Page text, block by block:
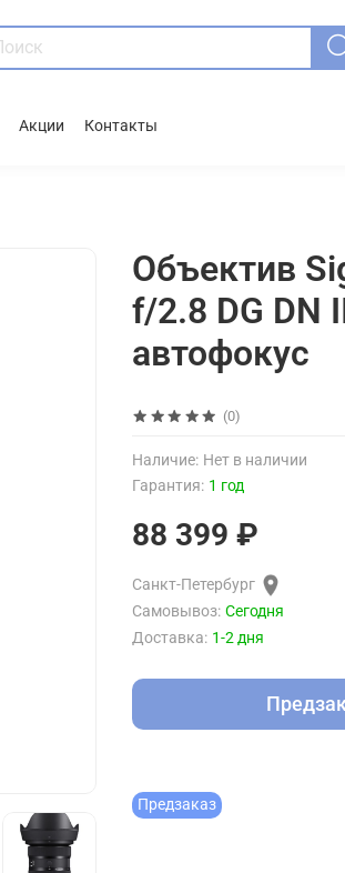
Акции Контакты
(0)
Наличие: Нет в наличии
Гарантия: 1 год
Предзаказ
Объектив
f/2.8 DG DN
автофокус
88 399 ₽
Санкт-Петербург
Самовывоз: Сегодня
Доставка: 1-2 дня